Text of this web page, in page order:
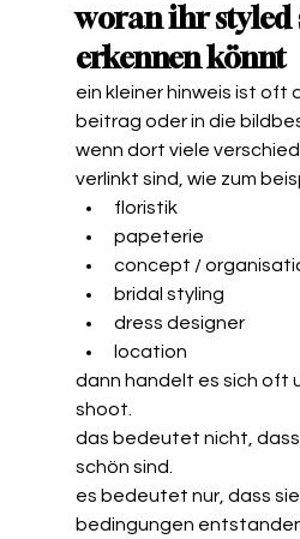
woran ihr
erkennen könnt
ein kleiner hinweis ist oft
beitrag oder in die
wenn dort viele
verlinkt sind, wie zum
floristik
papeterie
concept /
bridal styling
dress designer
location
dann handelt es sich oft
shoot.
das bedeutet nicht,
schön sind.
es bedeutet nur, dass
bedingungen entstanden